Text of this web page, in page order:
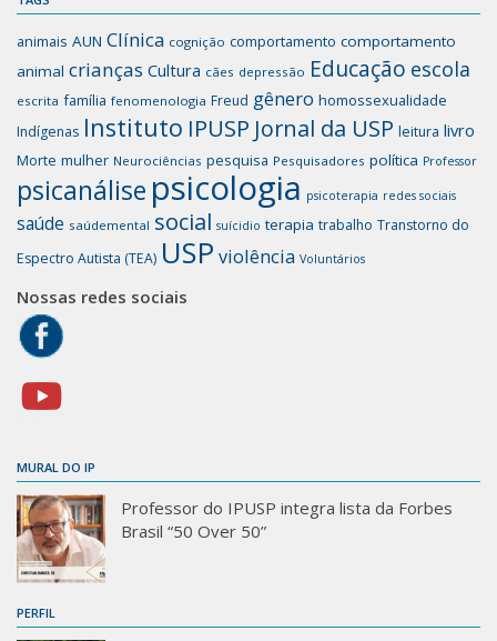
animais AUN Clínica cognição comportamento comportamento
animal crianças Cultura cães depressão Educação escola
escrita família fenomenologia Freud gênero homossexualidade
Indígenas Instituto IPUSP Jornal da USP leitura livro
Morte mulher Neurociências pesquisa Pesquisadores política Professor
psicanálise psicologia psicoterapia redes sociais
saúde saúdemental social suícidio terapia trabalho Transtorno do
Espectro Autista (TEA) USP violência Voluntários
Nossas redes sociais
MURAL DO IP
Professor do IPUSP integra lista da Forbes
Brasil “50 Over 50”
PERFIL